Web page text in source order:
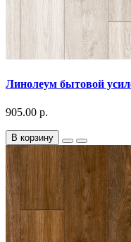
Линолеум бытовой
905.00 р.
В корзину